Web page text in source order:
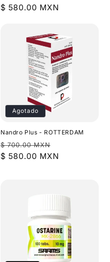
habitual
de
$ 580.00 MXN
Agotado
Nandro Plus - ROTTERDAM
Precio
habitual
$ 700.00 MXN
de
$ 580.00 MXN